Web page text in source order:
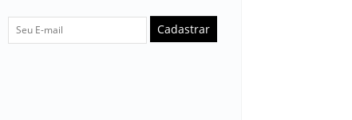
Cadastrar